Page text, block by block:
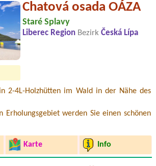
Chatová osada OÁZA
Staré Splavy
Liberec Region Bezirk Česká Lípa
2-4L-Holzhütten im Wald in der Nähe des
Erholungsgebiet werden Sie einen schönen
Karte Info